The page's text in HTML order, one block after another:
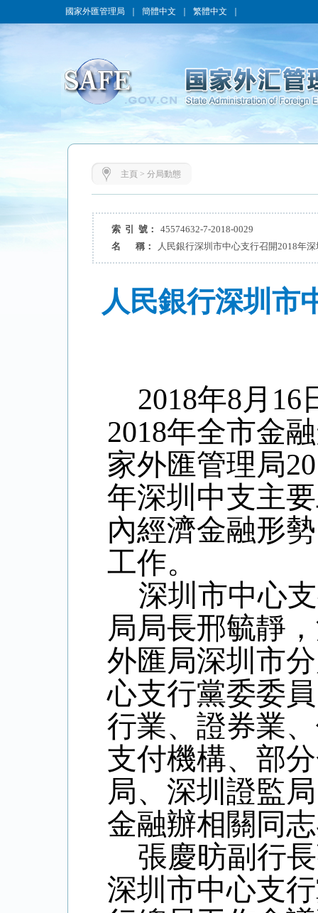
國家外匯管理局 簡體中文 繁體中文
主頁 > 分局動態
索 引 號：
45574632-7-2018-0029
名 稱：
人民銀行深圳市中心支行召開2018年
人民銀行深圳市
2018年8月
2018年全市金
家外匯管理局
年深圳中支主
內經濟金融形
工作。
深圳市中心
局局長邢毓靜
外匯局深圳市
心支行黨委委
行業、證券業
支付機構、部
局、深圳證監
金融辦相關同
張慶昉副行
深圳市中心支